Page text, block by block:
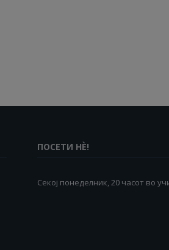
ПОСЕТИ НÈ!
Секој понеделник, 20 часот во